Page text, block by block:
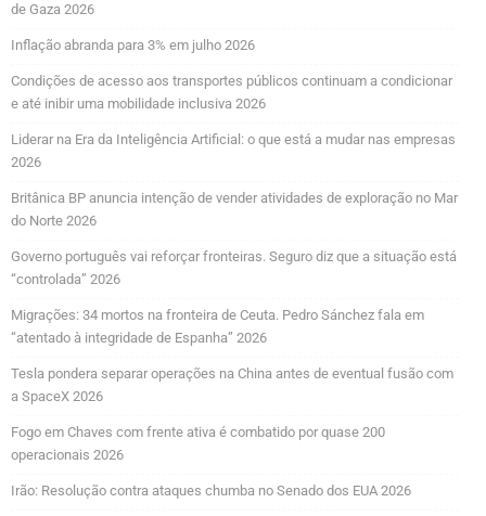
de Gaza 2026
Inflação abranda para 3% em julho 2026
Condições de acesso aos transportes públicos continuam a condicionar
e até inibir uma mobilidade inclusiva 2026
Liderar na Era da Inteligência Artificial: o que está a mudar nas empresas
2026
Britânica BP anuncia intenção de vender atividades de exploração no Mar
do Norte 2026
Governo português vai reforçar fronteiras. Seguro diz que a situação está
“controlada” 2026
Migrações: 34 mortos na fronteira de Ceuta. Pedro Sánchez fala em
“atentado à integridade de Espanha” 2026
Tesla pondera separar operações na China antes de eventual fusão com
a SpaceX 2026
Fogo em Chaves com frente ativa é combatido por quase 200
operacionais 2026
Irão: Resolução contra ataques chumba no Senado dos EUA 2026